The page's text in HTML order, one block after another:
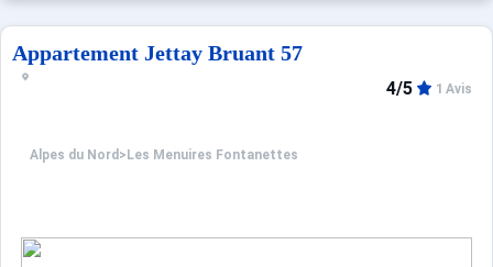
Appartement Jettay Bruant 57
Alpes du Nord > Les Menuires Fontanettes
4/5 1 Avis